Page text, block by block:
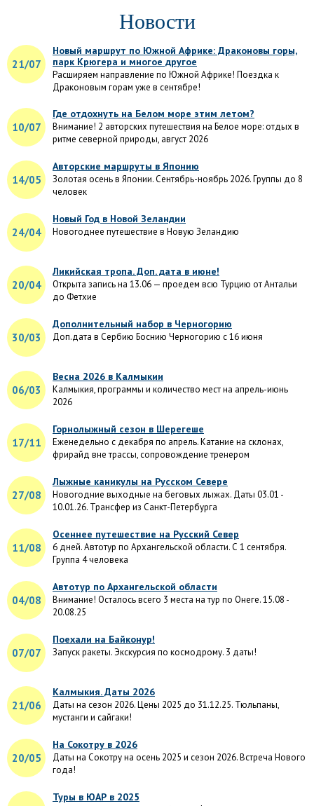
Новости
21/07
Новый маршрут по Южной Африке: Драконовы горы,
парк Крюгера и многое другое
Расширяем направление по Южной Африке! Поездка к
Драконовым горам уже в сентябре!
10/07
Где отдохнуть на Белом море этим летом?
Внимание! 2 авторских путешествия на Белое море: отдых в
ритме северной природы, август 2026
14/05
Авторские маршруты в Японию
Золотая осень в Японии. Сентябрь-ноябрь 2026. Группы до 8
человек
24/04
Новый Год в Новой Зеландии
Новогоднее путешествие в Новую Зеландию
20/04
Ликийская тропа. Доп. дата в июне!
Открыта запись на 13.06 — проедем всю Турцию от Антальи
до Фетхие
30/03
Дополнительный набор в Черногорию
Доп.дата в Сербию Боснию Черногорию с 16 июня
06/03
Весна 2026 в Калмыкии
Калмыкия, программы и количество мест на апрель-июнь
2026
17/11
Горнолыжный сезон в Шерегеше
Еженедельно с декабря по апрель. Катание на склонах,
фрирайд вне трассы, сопровождение тренером
27/08
Лыжные каникулы на Русском Севере
Новогодние выходные на беговых лыжах. Даты 03.01 -
10.01.26. Трансфер из Санкт-Петербурга
11/08
Осеннее путешествие на Русский Север
6 дней. Автотур по Архангельской области. С 1 сентября.
Группа 4 человека
04/08
Автотур по Архангельской области
Внимание! Осталось всего 3 места на тур по Онеге. 15.08 -
20.08.25
07/07
Поехали на Байконур!
Запуск ракеты. Экскурсия по космодрому. 3 даты!
21/06
Калмыкия. Даты 2026
Даты на сезон 2026. Цены 2025 до 31.12.25. Тюльпаны,
мустанги и сайгаки!
20/05
На Сокотру в 2026
Даты на Сокотру на осень 2025 и сезон 2026. Встреча Нового
года!
Туры в ЮАР в 2025